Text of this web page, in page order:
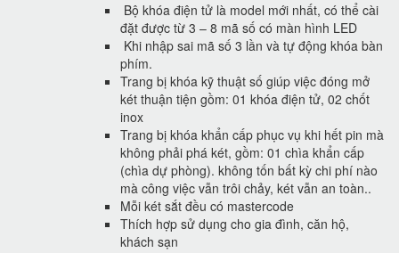
Bộ khóa điện tử là model mới nhất, có thể cài
đặt được từ 3 – 8 mã số có màn hình LED
Khi nhập sai mã số 3 lần và tự động khóa bàn
phím.
Trang bị khóa kỹ thuật số giúp việc đóng mở
két thuận tiện gồm: 01 khóa điện tử, 02 chốt
inox
Trang bị khóa khẩn cấp phục vụ khi hết pin mà
không phải phá két, gồm: 01 chìa khẩn cấp
(chìa dự phòng). không tốn bất kỳ chi phí nào
mà công việc vẫn trôi chảy, két vẫn an toàn..
Mỗi két sắt đều có mastercode
Thích hợp sử dụng cho gia đình, căn hộ,
khách sạn